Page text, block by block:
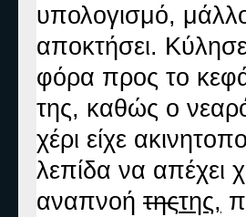
υπολογισμό,
αποκτήσει.
φόρα προς το
της, καθώς ο
χέρι είχε
λεπίδα να απέχει
αναπνοή τηςτης,